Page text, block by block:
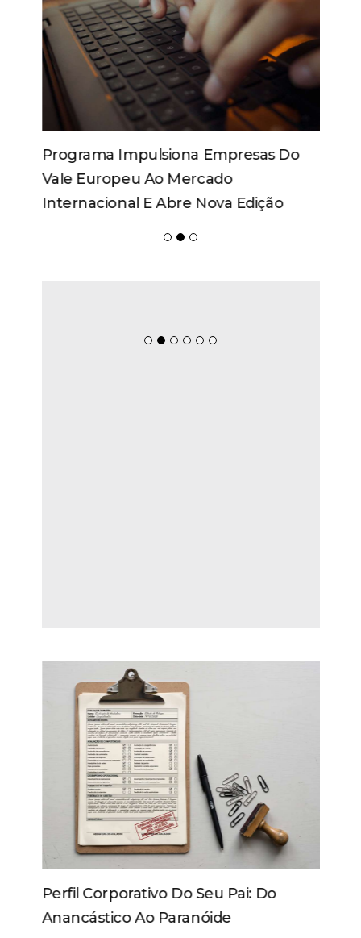
Programa Impulsiona Empresas Do
Vale Europeu Ao Mercado
Internacional E Abre Nova Edição
Perfil Corporativo Do Seu Pai: Do
Anancástico Ao Paranóide